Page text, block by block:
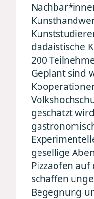
dadaistische
200
Geplant sind
geschätzt
gesellige
Pizzaofen auf
schaffen
Begegnung